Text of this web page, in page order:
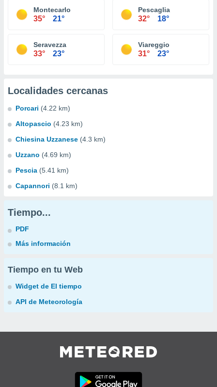
Montecarlo
35° 21°
Pescaglia
32° 18°
Seravezza
33° 23°
Viareggio
31° 23°
Localidades cercanas
Porcari (4.22 km)
Altopascio (4.23 km)
Chiesina Uzzanese (4.3 km)
Uzzano (4.69 km)
Pescia (5.41 km)
Capannori (8.1 km)
Tiempo...
PDF
Más información
Tiempo en tu Web
Widget de El tiempo
API de Meteorología